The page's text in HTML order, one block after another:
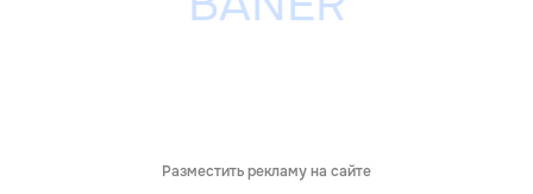
Разместить рекламу на сайте